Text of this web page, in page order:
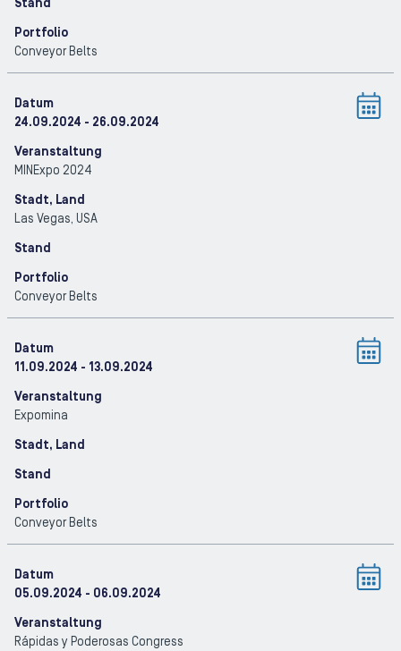
Stand
Portfolio
Conveyor Belts
Datum
24.09.2024 - 26.09.2024
Veranstaltung
MINExpo 2024
Stadt, Land
Las Vegas, USA
Stand
Portfolio
Conveyor Belts
Datum
11.09.2024 - 13.09.2024
Veranstaltung
Expomina
Stadt, Land
Stand
Portfolio
Conveyor Belts
Datum
05.09.2024 - 06.09.2024
Veranstaltung
Rápidas y Poderosas Congress